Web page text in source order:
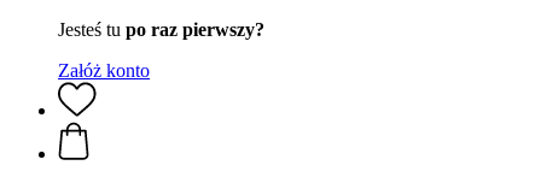
Jesteś tu po raz pierwszy?
Załóż konto